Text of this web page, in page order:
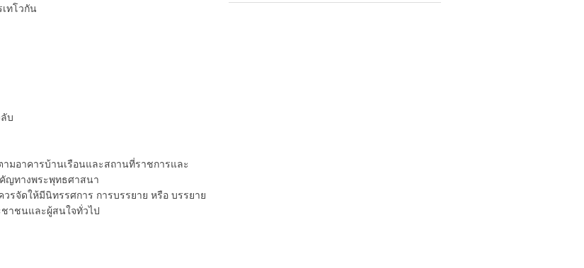
ทโวกัน
บ
าคารบ้านเรือนและสถานที่ราชการและ
ญทางพระพุทธศาสนา
ดให้มีนิทรรศการ การบรรยาย หรือ บรรยาย
ชาชนและผู้สนใจทั่วไป